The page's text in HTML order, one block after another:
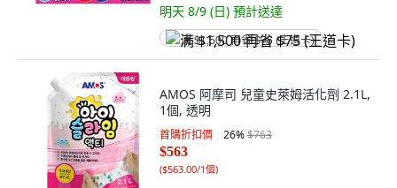
明天 8/9 (日) 預計送達
满 $1,500 再省 $75 (王道卡)
AMOS 阿摩司 兒童史萊姆活化劑 2.1L,
1個, 透明
首購折扣價 26%$763
$563
($563.00/1個)